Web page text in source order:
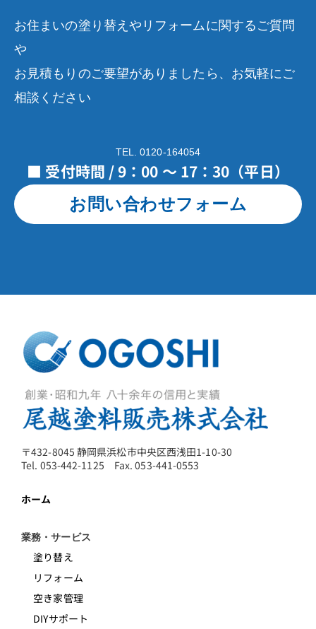
お住まいの塗り替えやリフォームに関するご質問
や
お見積もりのご要望がありましたら、お気軽にご
相談ください
TEL. 0120-164054
■ 受付時間 / 9：00 ～ 17：30（平日）
お問い合わせフォーム
〒432-8045 静岡県浜松市中央区西浅田1-10-30
Tel. 053-442-1125 Fax. 053-441-0553
ホーム
業務・サービス
塗り替え
リフォーム
空き家管理
DIYサポート